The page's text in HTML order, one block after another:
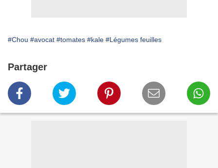
#Chou #avocat #tomates #kale #Légumes feuilles
Partager